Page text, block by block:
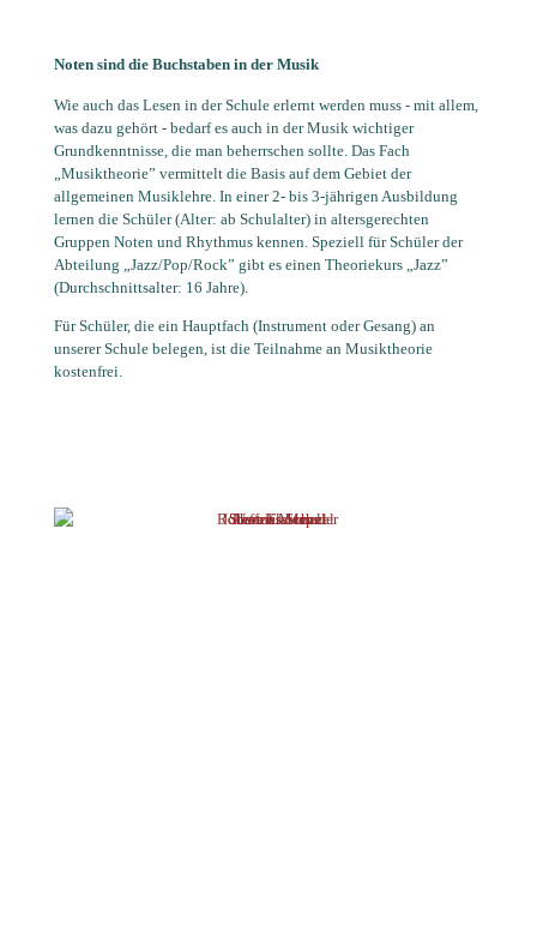
Noten sind die Buchstaben in der Musik
Wie auch das Lesen in der Schule erlernt werden muss - mit allem,
was dazu gehört - bedarf es auch in der Musik wichtiger
Grundkenntnisse, die man beherrschen sollte. Das Fach
„Musiktheorie” vermittelt die Basis auf dem Gebiet der
allgemeinen Musiklehre. In einer 2- bis 3-jährigen Ausbildung
lernen die Schüler (Alter: ab Schulalter) in altersgerechten
Gruppen Noten und Rhythmus kennen. Speziell für Schüler der
Abteilung „Jazz/Pop/Rock” gibt es einen Theoriekurs „Jazz”
(Durchschnittsalter: 16 Jahre).
Für Schüler, die ein Hauptfach (Instrument oder Gesang) an
unserer Schule belegen, ist die Teilnahme an Musiktheorie
kostenfrei.